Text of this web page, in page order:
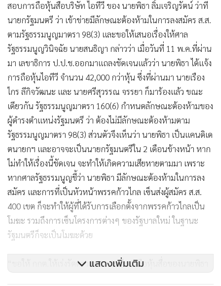
สอบการถือหุ้นสื่อบริษัท ไอทีวี ของ นายพิธา ลิ้มเจริญรัตน์ ว่าที่
นายกรัฐมนตรี ว่า เข้าข่ายมีลักษณะต้องห้ามในการลงสมัคร ส.ส.
ตามรัฐธรรมนูญมาตรา 98(3) และขอให้เสนอเรื่องให้ศาล
รัฐธรรมนูญวินิจฉัย นายสนธิญา กล่าวว่า เมื่อวันที่ 11 พ.ค.ที่ผ่าน
มา เลขาธิการ ป.ป.ช.ออกมาแถลงชัดเจนแล้วว่า นายพิธา ได้แจ้ง
การถือหุ้นไอทีวี จำนวน 42,000 กว่าหุ้น ซึ่งที่ผ่านมา นายเรือง
ไกร ลีกิจวัฒนะ และ นายศรีสุวรรณ จรรยา ก็มาร้องแล้ว ขณะ
เดียวกัน รัฐธรรมนูญมาตรา 160(6) กำหนดลักษณะต้องห้ามของ
ผู้ดำรงตำแหน่งรัฐมนตรี ว่า ต้องไม่มีลักษณะต้องห้ามตาม
รัฐธรรมนูญมาตรา 98(3) ส่วนตัวจึงเห็นว่า นายพิธา เป็นแคนดิเด
ตนายกฯ และอาจจะเป็นนายกรัฐมนตรีใน 2 เดือนข้างหน้า หาก
ไม่ทำให้เรื่องนี้ชัดเจน จะทำให้เกิดความเสียหายตามมา เพราะ
หากศาลรัฐธรรมนูญชี้ว่า นายพิธา มีลักษณะต้องห้ามในการลง
สมัคร และการที่เป็นหัวหน้าพรรคก้าวไกล เซ็นส่งผู้สมัคร ส.ส.
400 เขต ก็จะทำให้ผู้ที่ได้รับการเลือกตั้งจากพรรคก้าวไกลเป็น
โมฆะ รวมถึงการเซ็นโครงการต่างๆ ของรัฐบาลใหม่ ในฐานะ
รัฐมนตรีก็จะเป็นโมฆะด้วย
“ขอให้ กกต.ให้เร่งรัดตรวจสอบกรณีการถือหุ้นสื่อของนายพิธา
แสดงเพิ่มเติม